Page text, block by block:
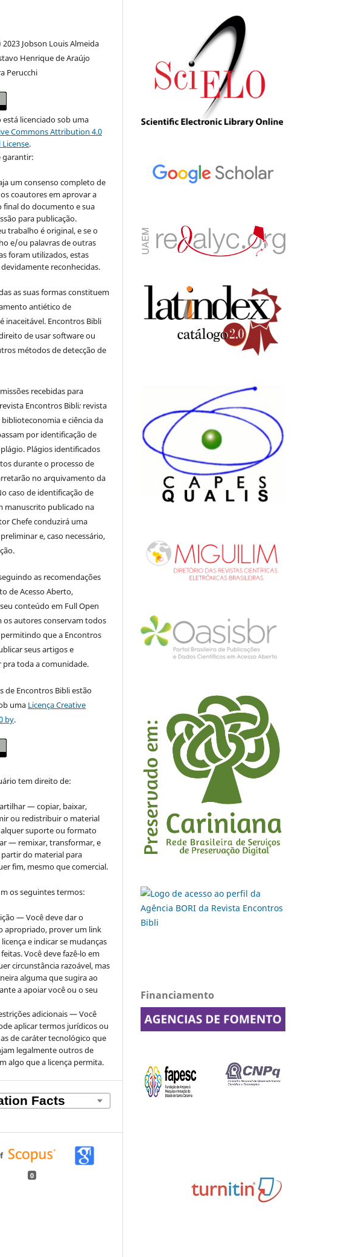
Jobson Louis Almeida
Henrique de Araújo
Perucchi
está licenciado sob uma
Commons Attribution 4.0
.
garantir:
um consenso completo de
coautores em aprovar a
final do documento e sua
para publicação.
trabalho é original, e se o
e/ou palavras de outras
foram utilizados, estas
reconhecidas.
as suas formas constituem
antiético de
inaceitável. Encontros Bibli
de usar software ou
métodos de detecção de
recebidas para
Encontros Bibli: revista
e ciência da
por identificação de
Plágios identificados
durante o processo de
no arquivamento da
caso de identificação de
manuscrito publicado na
Chefe conduzirá uma
e, caso necessário,
as recomendações
de Acesso Aberto,
conteúdo em Full Open
os autores conservam todos
que a Encontros
seus artigos e
pra toda a comunidade.
de Encontros Bibli estão
uma Licença Creative
by.
tem direito de:
— copiar, baixar,
ou redistribuir o material
suporte ou formato
— remixar, transformar, e
partir do material para
fim, mesmo que comercial.
os seguintes termos:
— Você deve dar o
apropriado, prover um link
licença e indicar se mudanças
Você deve fazê-lo em
circunstância razoável, mas
alguma que sugira ao
a apoiar você ou o seu
adicionais — Você
aplicar termos jurídicos ou
de caráter tecnológico que
legalmente outros de
algo que a licença permita.
0
Financiamento